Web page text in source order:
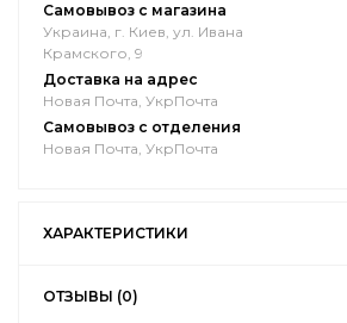
Самовывоз с магазина
Украина, г. Киев, ул. Ивана
Крамского, 9
Доставка на адрес
Новая Почта, УкрПочта
Самовывоз с отделения
Новая Почта, УкрПочта
ХАРАКТЕРИСТИКИ
ОТЗЫВЫ (0)